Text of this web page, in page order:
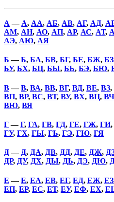
А — А, АА, АБ, АВ, АГ, АД,
АМ, АН, АО, АП, АР, АС, АТ,
АЭ, АЮ, АЯ
Б —Б, БА, БВ, БГ, БЕ, БЖ, БЗ
БУ, БХ, БЦ, БЫ, БЬ, БЭ, БЮ,
В—В, ВА, ВВ, ВГ, ВД, ВЕ, ВЗ,
ВП, ВР, ВС, ВТ, ВУ, ВХ, ВЦ, ВЧ
ВЮ, ВЯ
Г—Г, ГА, ГВ, ГД, ГЕ, ГЖ, ГИ,
ГУ, ГХ, ГЫ, ГЬ, ГЭ, ГЮ, ГЯ
Д— Д, ДА, ДВ, ДД, ДЕ, ДЖ,
ДР, ДУ, ДХ, ДЫ, ДЬ, ДЭ, ДЮ,
Е —Е, ЕА, ЕВ, ЕГ, ЕД, ЕЖ, ЕЗ
ЕП, ЕР, ЕС, ЕТ, ЕУ, ЕФ, ЕХ,